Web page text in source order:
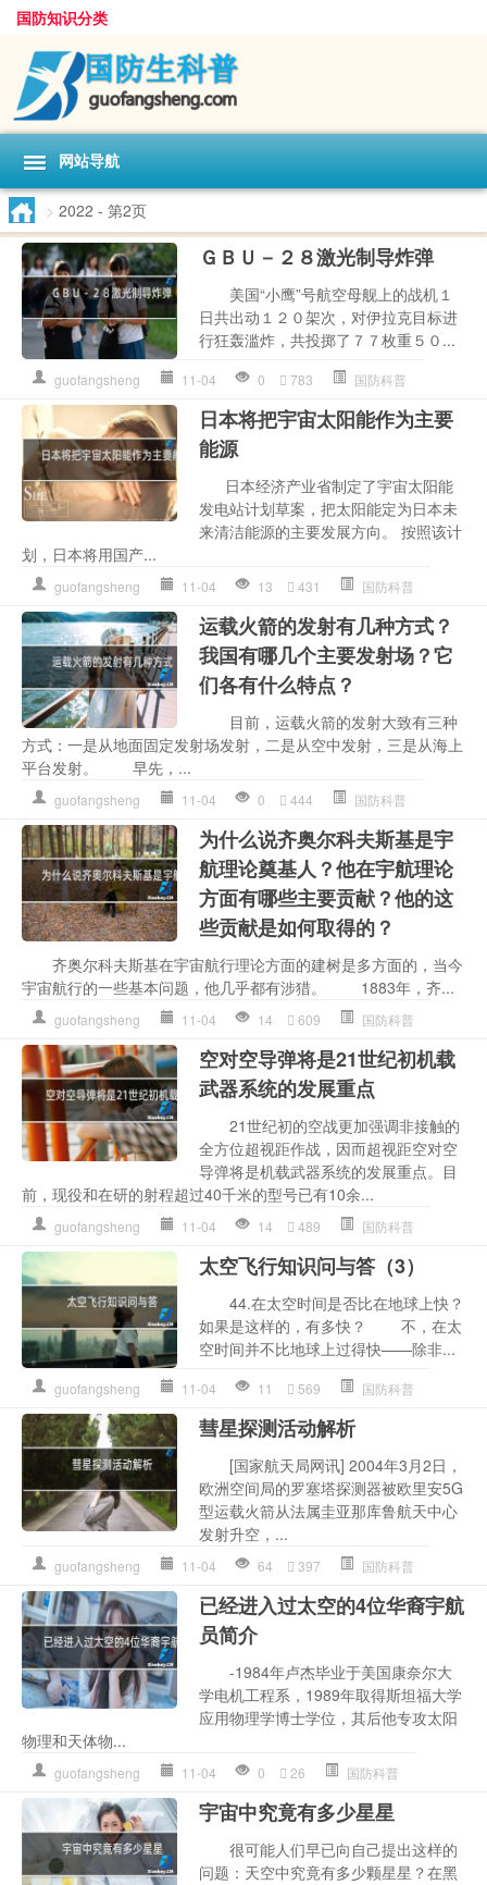
国防知识分类
网站导航
> 2022 - 第2页
ＧＢＵ－２８激光制导炸弹
美国“小鹰”号航空母舰上的战机１
日共出动１２０架次，对伊拉克目标进
行狂轰滥炸，共投掷了７７枚重５０...
guofangsheng 11-04 0 783 国防科普
日本将把宇宙太阳能作为主要
能源
日本经济产业省制定了宇宙太阳能
发电站计划草案，把太阳能定为日本未
来清洁能源的主要发展方向。 按照该计
划，日本将用国产...
guofangsheng 11-04 13 431 国防科普
运载火箭的发射有几种方式？
我国有哪几个主要发射场？它
们各有什么特点？
目前，运载火箭的发射大致有三种
方式：一是从地面固定发射场发射，二是从空中发射，三是从海上
平台发射。 早先，...
guofangsheng 11-04 0 444 国防科普
为什么说齐奥尔科夫斯基是宇
航理论奠基人？他在宇航理论
方面有哪些主要贡献？他的这
些贡献是如何取得的？
齐奥尔科夫斯基在宇宙航行理论方面的建树是多方面的，当今
宇宙航行的一些基本问题，他几乎都有涉猎。 1883年，齐...
guofangsheng 11-04 14 609 国防科普
空对空导弹将是21世纪初机载
武器系统的发展重点
21世纪初的空战更加强调非接触的
全方位超视距作战，因而超视距空对空
导弹将是机载武器系统的发展重点。目
前，现役和在研的射程超过40千米的型号已有10余...
guofangsheng 11-04 14 489 国防科普
太空飞行知识问与答（3）
44.在太空时间是否比在地球上快？
如果是这样的，有多快？ 不，在太
空时间并不比地球上过得快——除非...
guofangsheng 11-04 11 569 国防科普
彗星探测活动解析
[国家航天局网讯] 2004年3月2日，
欧洲空间局的罗塞塔探测器被欧里安5G
型运载火箭从法属圭亚那库鲁航天中心
发射升空，...
guofangsheng 11-04 64 397 国防科普
已经进入过太空的4位华裔宇航
员简介
-1984年卢杰毕业于美国康奈尔大
学电机工程系，1989年取得斯坦福大学
应用物理学博士学位，其后他专攻太阳
物理和天体物...
guofangsheng 11-04 0 26 国防科普
宇宙中究竟有多少星星
很可能人们早已向自己提出这样的
问题：天空中究竟有多少颗星星？在黑